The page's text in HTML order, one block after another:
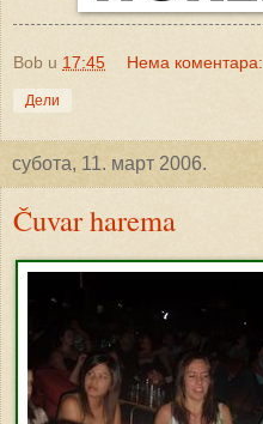
Bob u 17:45 Нема коментара:
Дели
субота, 11. март 2006.
Čuvar harema